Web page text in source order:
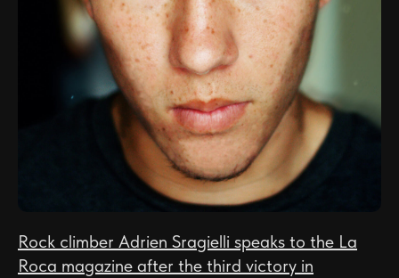
Rock climber Adrien Sragielli speaks to the La
Roca magazine after the third victory in